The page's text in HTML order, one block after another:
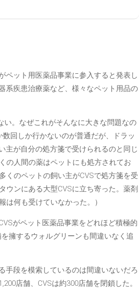
ペット用医薬品事業に参入すると発表し
系疾患治療薬など、様々なペット用品の
い。なぜこれがそんなに大きな問題なの
回しか行かないのが普通だが、ドラッ
主が自分の処方箋で受けられるのと同じ
の人間の薬はペットにも処方されてお
くのペットの飼い主がCVSで処方箋を受
ウンにある大型CVSに立ち寄った。薬剤
何も受けていなかった。）
がペット医薬品事業をどれほど積極的
擁するウォルグリーンも間違いなく追
手段を模索しているのは間違いないだろ
店舗、CVSは約300店舗を閉鎖した。